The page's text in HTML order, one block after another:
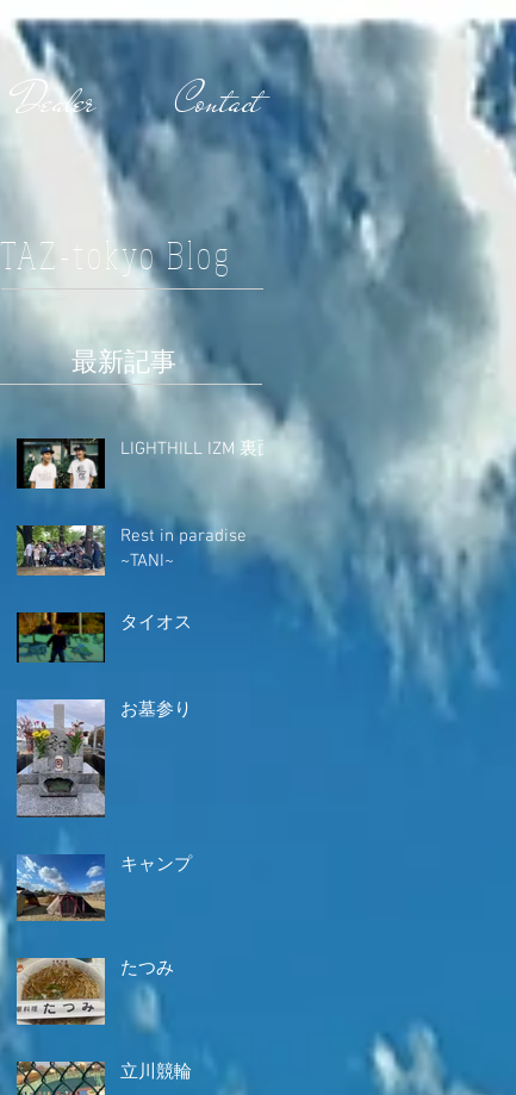
Dealer Contact
TAZ-tokyo Blog
最新記事
LIGHTHILL IZM 裏面
Rest in paradise
~TANI~
タイオス
お墓参り
キャンプ
たつみ
立川競輪